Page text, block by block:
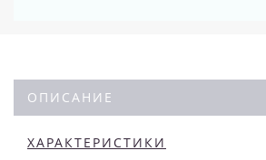
ОПИСАНИЕ
ХАРАКТЕРИСТИКИ